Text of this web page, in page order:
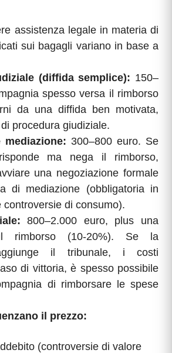
assistenza legale in materia di
sui bagagli variano in base a
(diffida semplice): 150–
spesso versa il rimborso
da una diffida ben motivata,
procedura giudiziale.
mediazione: 300–800 euro. Se
ma nega il rimborso,
una negoziazione formale
di mediazione (obbligatoria in
controversie di consumo).
800–2.000 euro, plus una
rimborso (10-20%). Se la
il tribunale, i costi
di vittoria, è spesso possibile
di rimborsare le spese
il prezzo:
(controversie di valore